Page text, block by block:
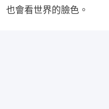
也會看世界的臉色。